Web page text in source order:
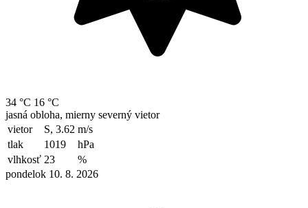
34 °C 16 °C
jasná obloha, mierny severný vietor
vietor
S, 3.62 m/s
tlak
1019
hPa
vlhkosť 23
%
pondelok 10. 8. 2026